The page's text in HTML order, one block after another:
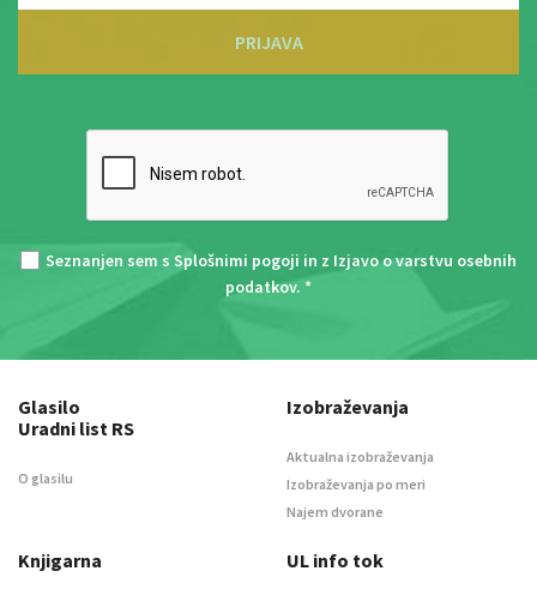
PRIJAVA
Seznanjen sem s Splošnimi pogoji in z Izjavo o varstvu osebnih
podatkov. *
Glasilo
Uradni list RS
O glasilu
Izobraževanja
Aktualna izobraževanja
Izobraževanja po meri
Najem dvorane
Knjigarna UL info tok